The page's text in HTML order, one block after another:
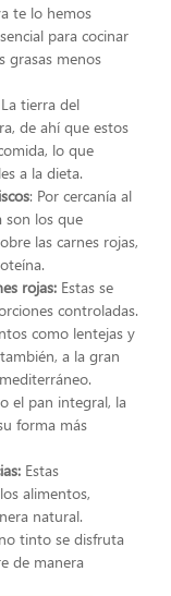
te lo hemos
para cocinar
grasas menos
La tierra del
de ahí que estos
lo que
a la dieta.
: Por cercanía al
son los que
las carnes rojas,
rojas: Estas se
controladas.
como lentejas y
a la gran
el pan integral, la
forma más
Estas
alimentos,
natural.
tinto se disfruta
de manera